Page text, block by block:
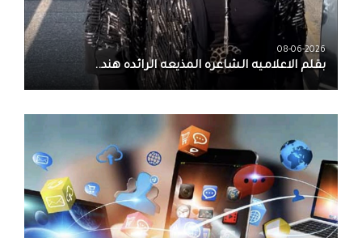
08-06-2026
بقلم الاعلاميه الشاعره المذيعه الرائده هند..